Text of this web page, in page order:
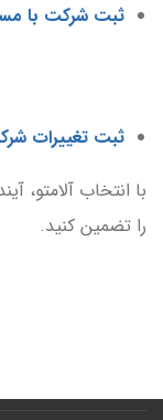
ثبت شرکت با
ثبت تغییرات
با انتخاب آلامتو،
را تضمین کنید.